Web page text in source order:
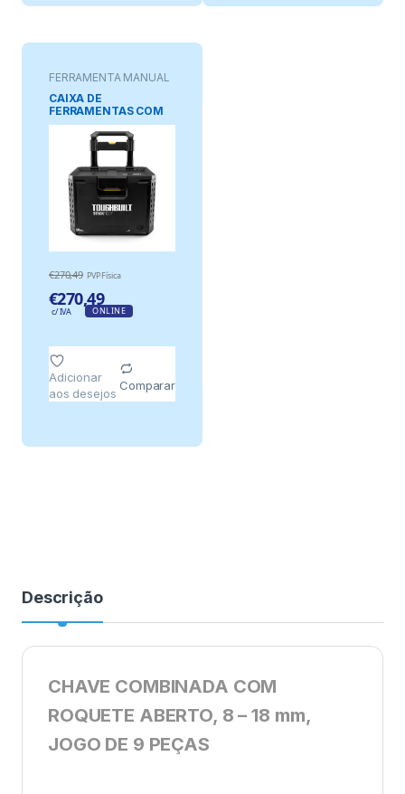
FERRAMENTA MANUAL
CAIXA DE
FERRAMENTAS COM
RODAS STACKTECH,
53 x 40,5 x 40 cm
€270,49 PVP Física
€270,49
c/ IVA ONLINE
Adicionar
aos desejos
Comparar
Descrição
CHAVE COMBINADA COM
ROQUETE ABERTO, 8 – 18 mm,
JOGO DE 9 PEÇAS